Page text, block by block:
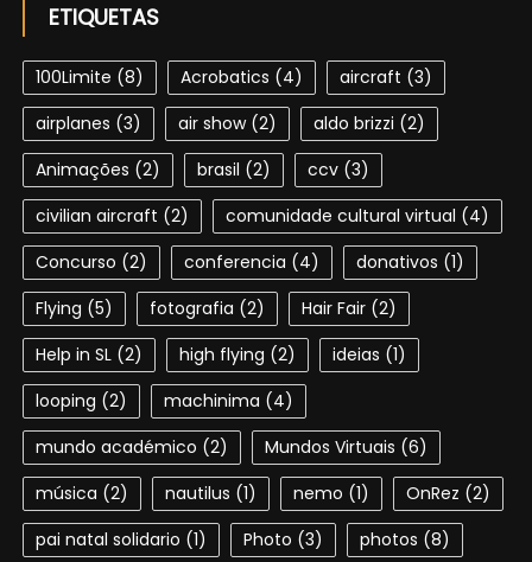
ETIQUETAS
100Limite (8) Acrobatics (4) aircraft (3)
airplanes (3) air show(2) aldo brizzi (2)
Animações (2) brasil (2) ccv(3)
civilian aircraft (2) comunidade cultural virtual (4)
Concurso (2) conferencia (4) donativos (1)
Flying (5) fotografia (2) Hair Fair(2)
Help in SL(2) high flying (2) ideias (1)
looping (2) machinima (4)
mundo académico (2) Mundos Virtuais (6)
música (2) nautilus (1) nemo (1) OnRez (2)
pai natal solidario (1) Photo (3) photos (8)